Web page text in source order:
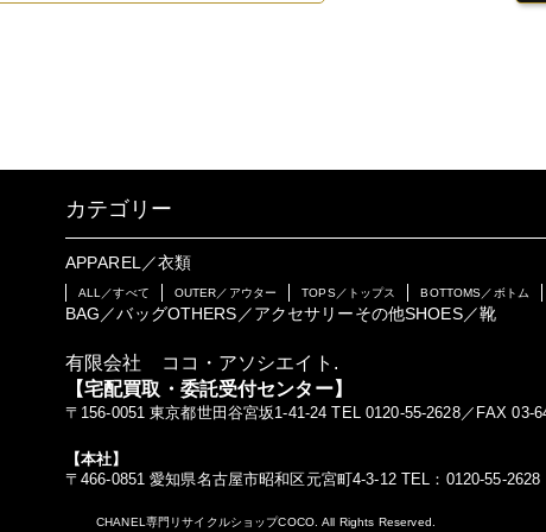
カテゴリー
APPAREL／衣類
ALL／すべて OUTER／アウター TOPS／トップス BOTTOMS／ボトム
BAG／バッグOTHERS／アクセサリーその他SHOES／靴
有限会社 ココ・アソシエイト.
【宅配買取・委託受付センター】
〒156-0051 東京都世田谷宮坂1-41-24 TEL 0120-55-2628／FAX 03-
【本社】
〒466-0851 愛知県名古屋市昭和区元宮町4-3-12 TEL：0120-55-2628
CHANEL専門リサイクルショップCOCO. All Rights Reserved.